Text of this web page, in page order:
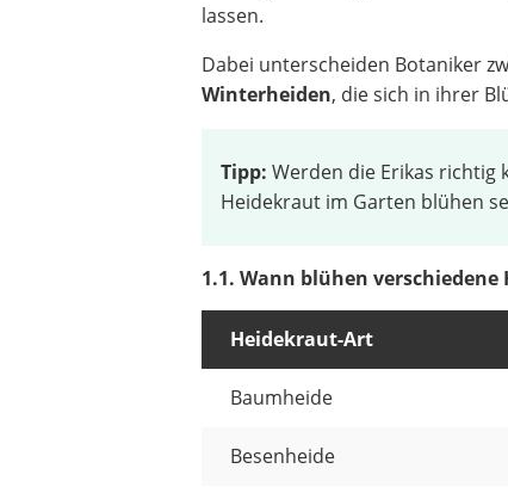
lassen.
Dabei unterscheiden Botaniker
Winterheiden, die sich in ihrer
Tipp: Werden die Erikas
Heidekraut im Garten blühen
1.1. Wann blühen
Heidekraut-Art
Baumheide
Besenheide